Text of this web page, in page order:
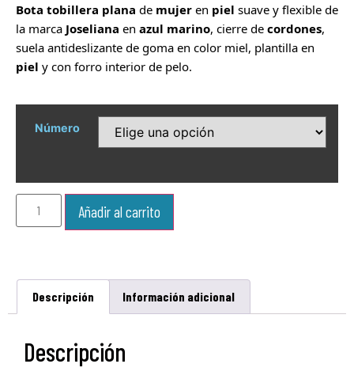
Bota tobillera plana de mujer en piel suave y flexible de
la marca Joseliana en azul marino, cierre de cordones,
suela antideslizante de goma en color miel, plantilla en
piel y con forro interior de pelo.
Número
Añadir al carrito
Descripción Información adicional
Descripción